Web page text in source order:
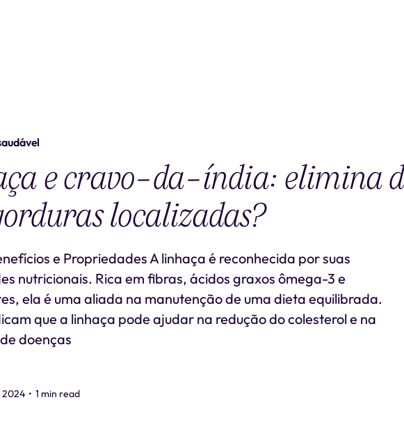
e cravo-da-índia: elimina
localizadas?
e Propriedades A linhaça é reconhecida por suas
nutricionais. Rica em fibras, ácidos graxos ômega-3 e
ela é uma aliada na manutenção de uma dieta equilibrada.
que a linhaça pode ajudar na redução do colesterol e na
doenças
2024 • 1 min read